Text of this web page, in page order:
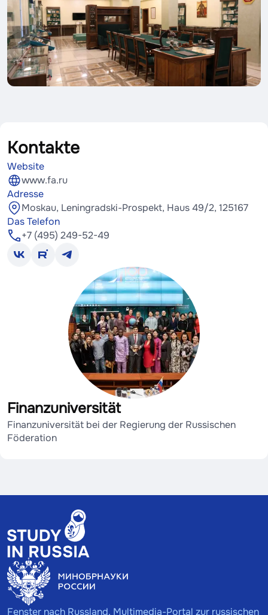
Kontakte
Website
www.fa.ru
Adresse
Moskau, Leningradski-Prospekt, Haus 49/2, 125167
Das Telefon
+7 (495) 249-52-49
Finanzuniversität
Finanzuniversität bei der Regierung der Russischen
Föderation
Fenster nach Russland. Multimedia-Portal zur russischen